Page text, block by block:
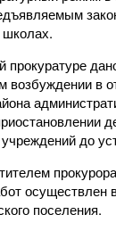
школах.
прокуратуре
возбуждении в
до
осуществлен
поселения.